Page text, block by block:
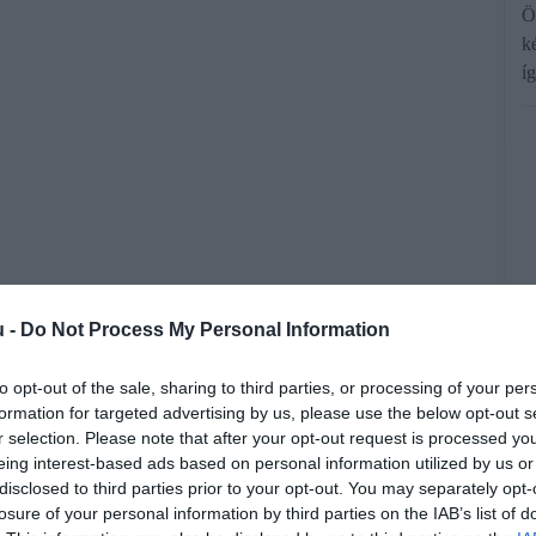
- Do Not Process My Personal Information
opt-out of the sale, sharing to third parties, or processing of your
for targeted advertising by us, please use the below opt-out
selection. Please note that after your opt-out request is processed
interest-based ads based on personal information utilized by us
to third parties prior to your opt-out. You may separately
of your personal information by third parties on the IAB’s list of
viharok és heves esőzések
a globális gazdaságban 2050-re –
kutatásból.
forrásként a Google Keresőben!